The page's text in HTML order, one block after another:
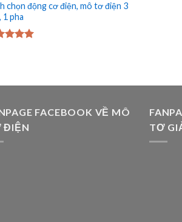
chọn động cơ điện, mô tơ điện 3
1 pha
FACEBOOK VỀ MÔ
ĐIỆN
TƠ